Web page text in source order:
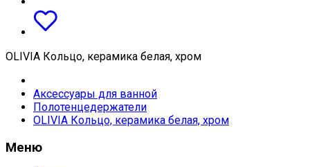
OLIVIA Кольцо, керамика белая, хром
Аксессуары для ванной
Полотенцедержатели
OLIVIA Кольцо, керамика белая, хром
Меню